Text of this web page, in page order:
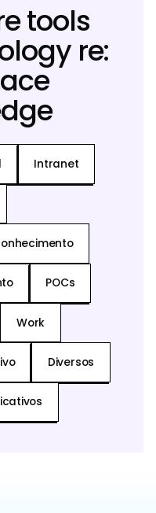
tools
re:
Intranet
POCs
Work
Diversos